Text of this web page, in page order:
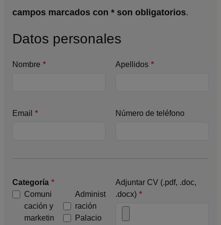
campos marcados con * son obligatorios.
Datos personales
Nombre Apellidos
Email Número de teléfono
Categoría
Comuni
cación y
marketin
Administ
ración
Palacio
Adjuntar CV (.pdf, .doc,
.docx)